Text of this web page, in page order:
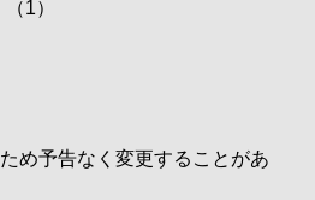
1）
め予告なく変更することがあ